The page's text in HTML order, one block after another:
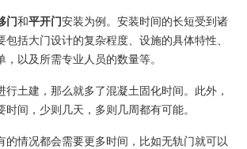
门和平开门安装为例。安装时间的长短受到诸
包括大门设计的复杂程度、设施的具体特性、
，以及所需专业人员的数量等。
行土建，那么就多了混凝土固化时间。此外，
时间，少则几天，多则几周都有可能。
的情况都会需要更多时间，比如无轨门就可以